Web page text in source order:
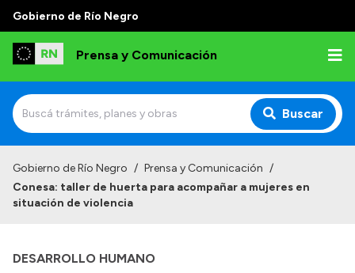
Gobierno de Río Negro
Prensa y Comunicación
Buscar
Institucional
Referentes de prensa
Gobierno de Río Negro / Prensa y Comunicación /
Conesa: taller de huerta para acompañar a mujeres en
situación de violencia
DESARROLLO HUMANO